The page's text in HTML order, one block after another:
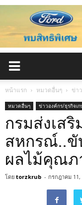
หน้าแรก หมวดอื่นๆ ข่า
หมวดอื่นๆ ข่าวองค์กร/ธุรกิจเ
กรมส่งเส
สหกรณ์..ขั
ผลไม้คุณภ
โดย torzkrub - กรกฎาคม 11,